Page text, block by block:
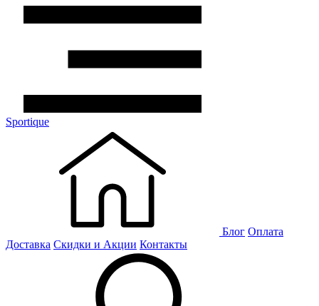
Sportique
Блог Оплата
Доставка Скидки и Акции Контакты